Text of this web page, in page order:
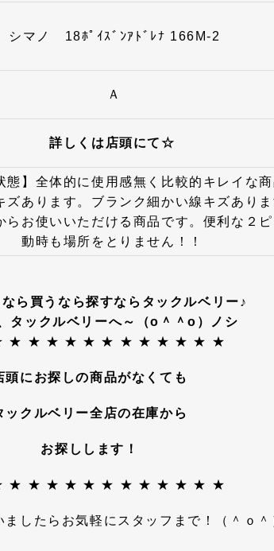
シマノ 18ﾎﾟｲｽﾞﾝｱﾄﾞﾚﾅ 166M-2
Ａ
詳しくは店頭にて☆
態】全体的に使用感無く比較的キレイな商
ズあります。ブランク細かい線キズありま
らお使いいただける商品です。便利な２
動時も場所をとりません！！
ら買うなら探すならタックルベリー♪
タックルベリーへ～（o＾＾o）ノシ
★ ★ ★ ★ ★ ★ ★ ★ ★ ★ ★ ★
頭にお探しの商品がなくても
ックルベリー全店の在庫から
お探しします！
★ ★ ★ ★ ★ ★ ★ ★ ★ ★ ★ ★
ましたらお気軽にスタッフまで！（＾ｏ＾